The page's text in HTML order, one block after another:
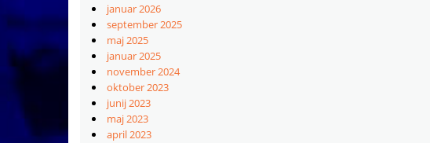
januar 2026
september 2025
maj 2025
januar 2025
november 2024
oktober 2023
junij 2023
maj 2023
april 2023